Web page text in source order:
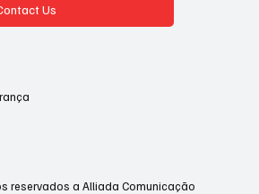
Us
reservados a Alliada Comunicação